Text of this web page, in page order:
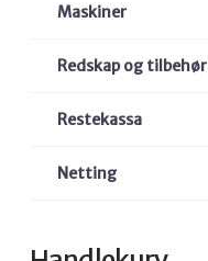
Maskiner
Redskap og tilbehør
Restekassa
Netting